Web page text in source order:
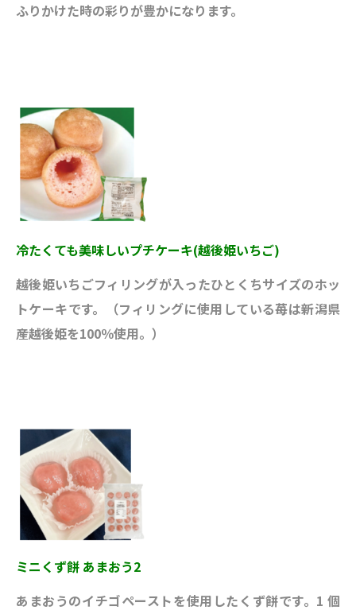
ふりかけた時の彩りが豊かになります。
冷たくても美味しいプチケーキ(越後姫いちご)
越後姫いちごフィリングが入ったひとくちサイズのホッ
トケーキです。（フィリングに使用している苺は新潟県
産越後姫を100％使用。）
ミニくず餅 あまおう2
あまおうのイチゴペーストを使用したくず餅です。1 個